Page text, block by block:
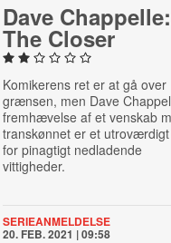
Dave Chappelle:
The Closer
Komikerens ret er at gå over
grænsen, men Dave
fremhævelse af et venskab
transkønnet er et
for pinagtigt nedladende
vittigheder.
SERIEANMELDELSE
20. FEB. 2021 | 09:58